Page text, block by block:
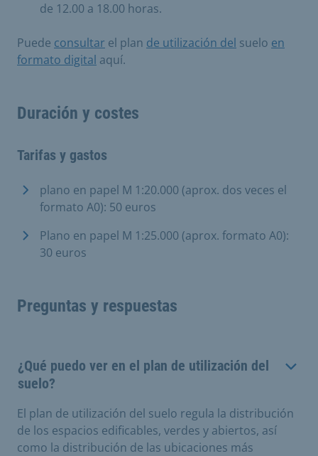
de 12.00 a 18.00 horas.
Puede consultar el plan de utilización del suelo en
formato digital aquí.
Duración y costes
Tarifas y gastos
plano en papel M 1:20.000 (aprox. dos veces el
formato A0): 50 euros
Plano en papel M 1:25.000 (aprox. formato A0):
30 euros
Preguntas y respuestas
¿Qué puedo ver en el plan de utilización del
suelo?
El plan de utilización del suelo regula la distribución
de los espacios edificables, verdes y abiertos, así
como la distribución de las ubicaciones más